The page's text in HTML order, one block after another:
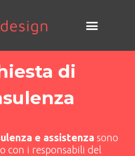
di
e assistenza sono
con i responsabili del